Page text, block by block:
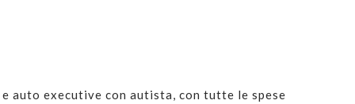
auto executive con autista, con tutte le spese